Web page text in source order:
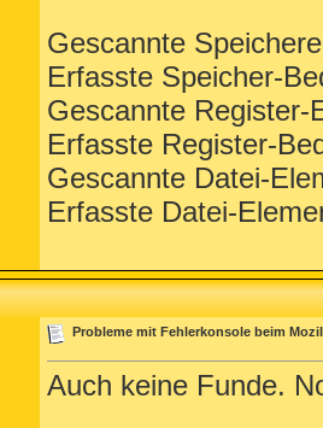
Gescannte
Erfasste Speicher-
Gescannte Register-
Erfasste Register-
Gescannte Datei-
Erfasste Datei-
Probleme mit Fehlerkonsole beim
Auch keine Funde.